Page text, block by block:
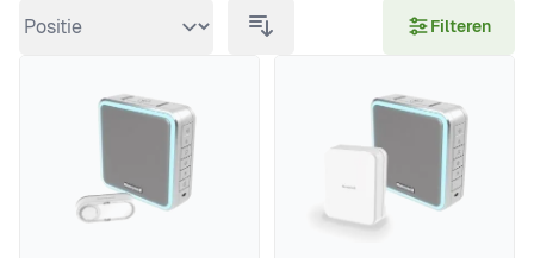
Filteren